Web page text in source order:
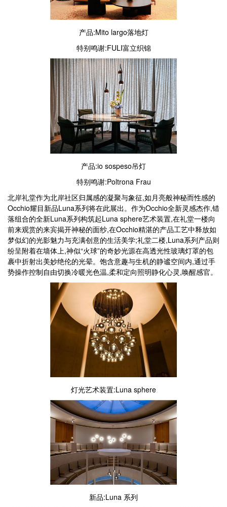
产品:Mito largo落地灯
特别鸣谢:FULI富立织锦
产品:io sospeso吊灯
特别鸣谢:Poltrona Frau
北岸礼堂作为北岸社区归属感的凝聚与象征,如月亮般神秘而性感的
Occhio耀目新品Luna系列将在此展出。作为Occhio全新灵感杰作,错
落组合的全新Luna系列构筑起Luna sphere艺术装置,在礼堂一楼向
前来观赏的来宾揭开神秘的面纱,在Occhio精湛的产品工艺中释放如
梦似幻的光影魅力与充满创意的生活美学;礼堂二楼,Luna系列产品则
纷呈附着在墙体上,神似“火球”的奇妙光源在高透光性玻璃灯罩的包
裹中折射出美妙绝伦的光晕。饱含意趣与生机的静谧空间内,通过手
势操作控制自由切换冷暖光色温,柔和定向照明静化心灵,唤醒感官。
灯光艺术装置:Luna sphere
新品:Luna 系列